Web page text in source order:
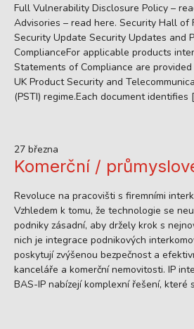
Full Vulnerability Disclosure Policy –
Advisories – read here. Security Hall of
Security Update Security Updates and
ComplianceFor applicable products
Statements of Compliance are
UK Product Security and
(PSTI) regime.Each document identifies
27 března
Komerční /
Revoluce na pracovišti s firemními
Vzhledem k tomu, že technologie se
podniky zásadní, aby držely krok s
nich je integrace podnikových
poskytují zvýšenou bezpečnost a
kanceláře a komerční nemovitosti. IP
BAS-IP nabízejí komplexní řešení, které